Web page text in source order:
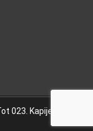
023. Kapije Zrenjanin